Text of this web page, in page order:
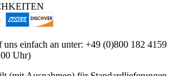
uns einfach an unter: +49 (0)800 182 4159
Uhr)